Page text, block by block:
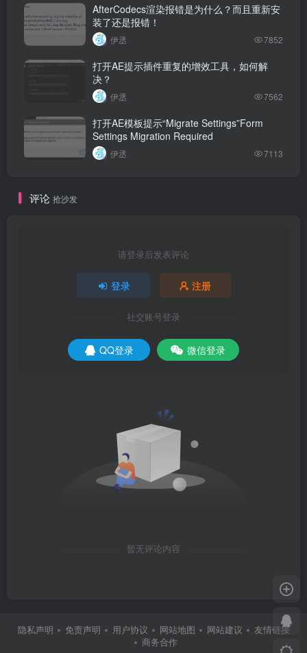
AfterCodecs渲染报错是为什么？而且重新安
装了还是报错！
伊丞 7852
打开AE提示插件重复的增效工具，如何解
决？
伊丞 7562
打开AE模板提示“Migrate Settings”Form
Settings Migration Required
伊丞 7113
评论 抢沙发
请登录后发表评论
登录 注册
社交账号登录
QQ登录 微信登录
暂无评论内容
隐私声明 免责声明 用户协议 网站地图 网站建议
友情链接
商务合作